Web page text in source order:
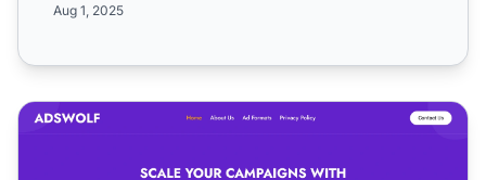
Aug 1, 2025
Programme d'affiliation Adswolf Media